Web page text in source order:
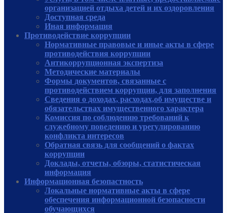
организацией отдыха детей и их оздоровления
Доступная среда
Иная информация
Противодействие коррупции
Нормативные правовые и иные акты в сфере
противодействия коррупции
Антикоррупционная экспертиза
Методические материалы
Формы документов, связанные с
противодействием коррупции, для заполнения
Сведения о доходах, расходах,об имуществе и
обязательствах имущественного характера
Комиссия по соблюдению требований к
служебному поведению и урегулированию
конфликта интересов
Обратная связь для сообщений о фактах
коррупции
Доклады, отчеты, обзоры, статистическая
информация
Информационная безопастность
Локальные нормативные акты в сфере
обеспечения информационной безопасности
обучающихся